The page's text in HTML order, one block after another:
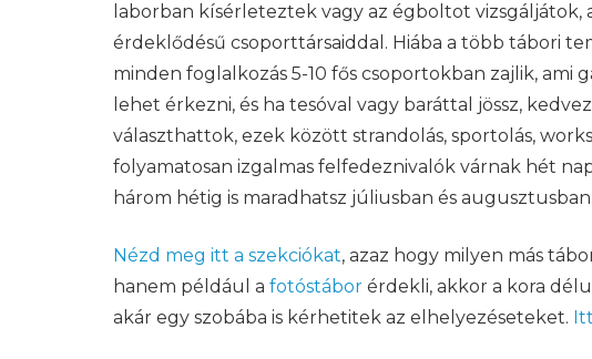
laborban kísérleteztek vagy az égboltot
érdeklődésű csoporttársaiddal. Hiába a több tábori
minden foglalkozás 5-10 fős csoportokban zajlik, ami
lehet érkezni, és ha tesóval vagy baráttal jössz,
választhattok, ezek között strandolás, sportolás,
folyamatosan izgalmas felfedeznivalók várnak hét
három hétig is maradhatsz júliusban és
Nézd meg itt a szekciókat, azaz hogy milyen más
hanem például a fotóstábor érdekli, akkor a kora
akár egy szobába is kérhetitek az elhelyezéseteket. Itt